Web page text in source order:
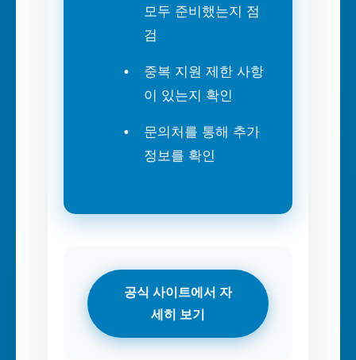
모두 준비했는지 점
검
중복 지원 제한 사항
이 있는지 확인
문의처를 통해 추가
정보를 확인
공식 사이트에서 자
세히 보기